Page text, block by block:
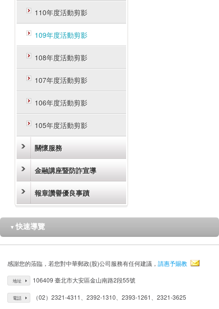
110年度活動剪影
109年度活動剪影
108年度活動剪影
107年度活動剪影
106年度活動剪影
105年度活動剪影
關懷服務
金融講座暨防詐宣導
報章讚譽優良事蹟
▼ 快速導覽
感謝您的蒞臨，若您對中華郵政(股)公司服務有任何建議， 請惠予賜教
地址 106409 臺北市大安區金山南路2段55號
電話 （02）2321-4311、2392-1310、2393-1261、2321-3625